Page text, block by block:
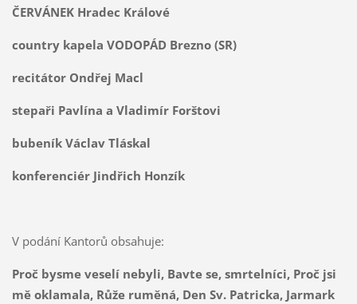
ČERVÁNEK Hradec Králové
country kapela VODOPÁD Brezno (SR)
recitátor Ondřej Macl
stepaři Pavlína a Vladimír Forštovi
bubeník Václav Tláskal
konferenciér Jindřich Honzík
V podání Kantorů obsahuje:
Proč bysme veselí nebyli, Bavte se, smrtelníci, Proč jsi
mě oklamala, Růže ruměná, Den Sv. Patricka, Jarmark